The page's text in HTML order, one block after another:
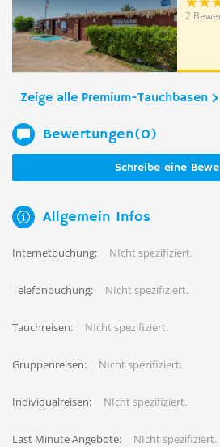
2
Zeige alle Premium-Tauchbasen
Bewertungen(0)
Schreibe eine
Allgemein Infos
Internetbuchung: NIcht spezifiziert.
Telefonbuchung: NIcht spezifiziert.
Tauchreisen: NIcht spezifiziert.
Gruppenreisen: NIcht spezifiziert.
Individualreisen: NIcht spezifiziert.
Last Minute Angebote: NIcht spezifiziert.